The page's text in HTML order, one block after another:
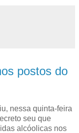
postos do
nessa quinta-feira
seu que
alcóolicas nos